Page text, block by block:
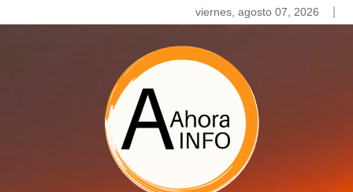
to
viernes, agosto 07, 2026